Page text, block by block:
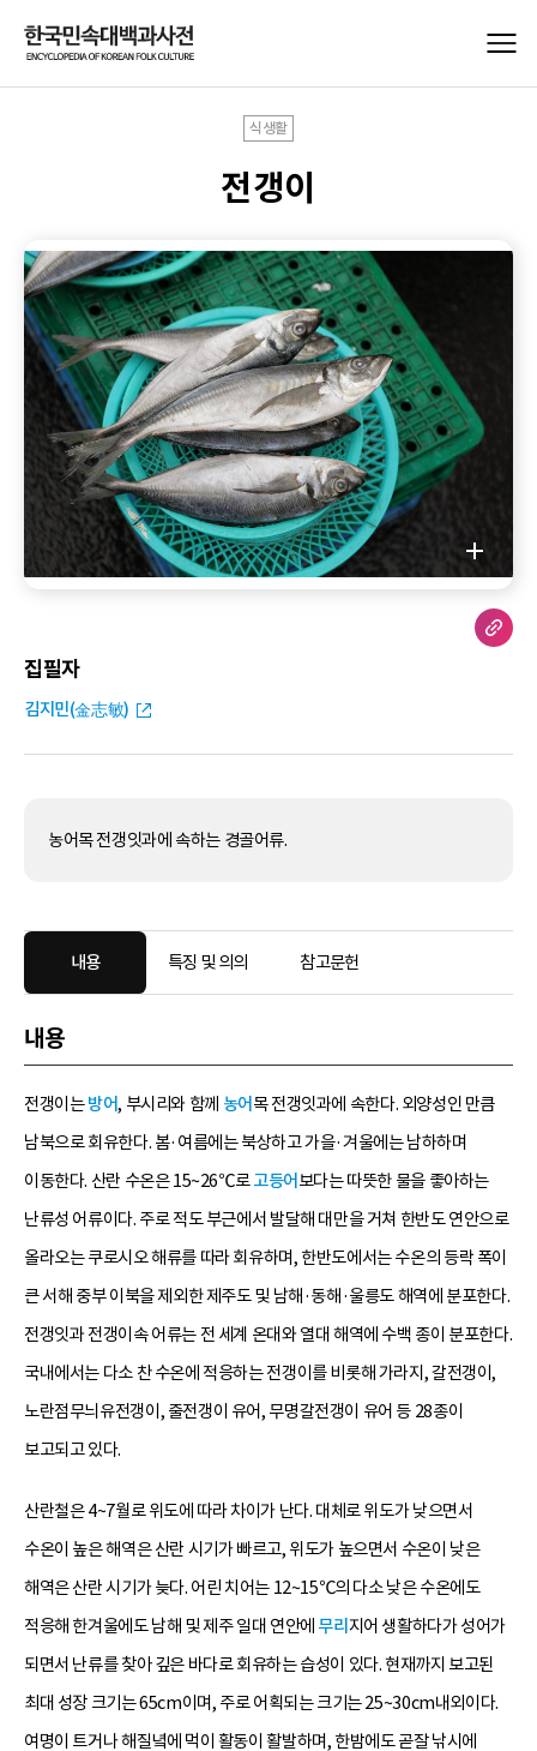
식생활
전갱이
집필자
김지민(金志敏)
농어목 전갱잇과에 속하는 경골어류.
내용 특징 및 의의 참고문헌
내용
전갱이는방어, 부시리와 함께 농어 목 전갱잇과에 속한다. 외양성인 만큼
남북으로 회유한다. 봄·여름에는 북상하고 가을·겨울에는 남하하며
이동한다. 산란 수온은 15~26℃로고등어 보다는 따뜻한 물을 좋아하는
난류성 어류이다. 주로 적도 부근에서 발달해 대만을 거쳐 한반도 연안으로
올라오는 쿠로시오 해류를 따라 회유하며, 한반도에서는 수온의 등락 폭이
큰 서해 중부 이북을 제외한 제주도 및 남해·동해·울릉도 해역에 분포한다.
전갱잇과 전갱이속 어류는 전 세계 온대와 열대 해역에 수백 종이 분포한다.
국내에서는 다소 찬 수온에 적응하는 전갱이를 비롯해 가라지, 갈전갱이,
노란점무늬유전갱이, 줄전갱이 유어, 무명갈전갱이 유어 등 28종이
보고되고 있다.
산란철은 4~7월로 위도에 따라 차이가 난다. 대체로 위도가 낮으면서
수온이 높은 해역은 산란 시기가 빠르고, 위도가 높으면서 수온이 낮은
해역은 산란 시기가 늦다. 어린 치어는 12~15℃의 다소 낮은 수온에도
적응해 한겨울에도 남해 및 제주 일대 연안에 무리 지어 생활하다가 성어가
되면서 난류를 찾아 깊은 바다로 회유하는 습성이 있다. 현재까지 보고된
최대 성장 크기는 65cm이며, 주로 어획되는 크기는 25~30cm내외이다.
여명이 트거나 해질녘에 먹이 활동이 활발하며, 한밤에도 곧잘 낚시에